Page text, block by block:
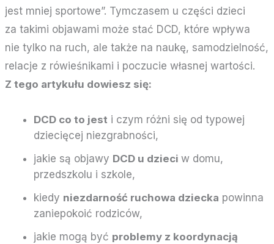
jest mniej sportowe”. Tymczasem u części dzieci
za takimi objawami może stać DCD, które wpływa
nie tylko na ruch, ale także na naukę, samodzielność,
relacje z rówieśnikami i poczucie własnej wartości.
Z tego artykułu dowiesz się:
DCD co to jest i czym różni się od typowej
dziecięcej niezgrabności,
jakie są objawy DCD u dzieci w domu,
przedszkolu i szkole,
kiedy niezdarność ruchowa dziecka powinna
zaniepokoić rodziców,
jakie mogą być problemy z koordynacją